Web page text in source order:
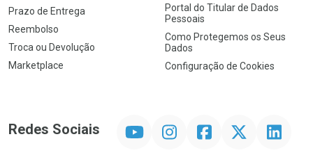
Prazo de Entrega
Reembolso
Troca ou Devolução
Marketplace
Portal do Titular de Dados
Pessoais
Como Protegemos os Seus
Dados
Configuração de Cookies
Redes Sociais InstagramFacebookTwitter Linkedin